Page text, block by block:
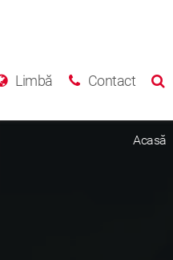
Limbă Contact
Acasă